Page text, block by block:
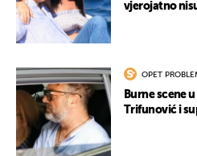
vjerojatno
OPET
Burne scene
Trifunović i